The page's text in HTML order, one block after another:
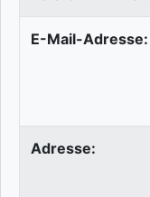
E-Mail-Adresse:
Adresse: